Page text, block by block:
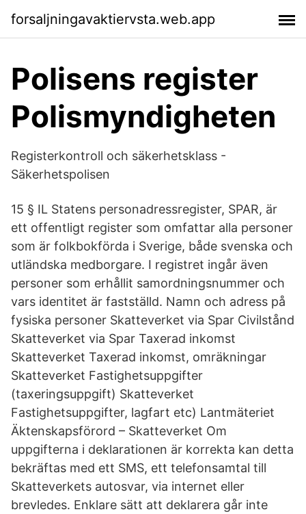
forsaljningavaktiervsta.web.app
Polisens register
Polismyndigheten
Registerkontroll och säkerhetsklass -
Säkerhetspolisen
15 § IL Statens personadressregister, SPAR, är
ett offentligt register som omfattar alla personer
som är folkbokförda i Sverige, både svenska och
utländska medborgare. I registret ingår även
personer som erhållit samordningsnummer och
vars identitet är fastställd. Namn och adress på
fysiska personer Skatteverket via Spar Civilstånd
Skatteverket via Spar Taxerad inkomst
Skatteverket Taxerad inkomst, omräkningar
Skatteverket Fastighetsuppgifter
(taxeringsuppgift) Skatteverket
Fastighetsuppgifter, lagfart etc) Lantmäteriet
Äktenskapsförord – Skatteverket Om
uppgifterna i deklarationen är korrekta kan detta
bekräftas med ett SMS, ett telefonsamtal till
Skatteverkets autosvar, via internet eller
brevledes. Enklare sätt att deklarera går inte